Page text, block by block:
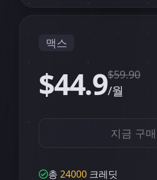
맥스
$44.9/월
$59.90
지금 구매
총 24000 크레딧